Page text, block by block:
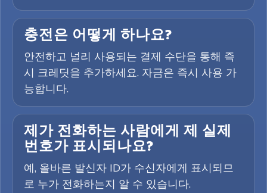
충전은 어떻게 하나요?
안전하고 널리 사용되는 결제 수단을 통해 즉
시 크레딧을 추가하세요. 자금은 즉시 사용 가
능합니다.
제가 전화하는 사람에게 제 실제
번호가 표시되나요?
예, 올바른 발신자 ID가 수신자에게 표시되므
로 누가 전화하는지 알 수 있습니다.